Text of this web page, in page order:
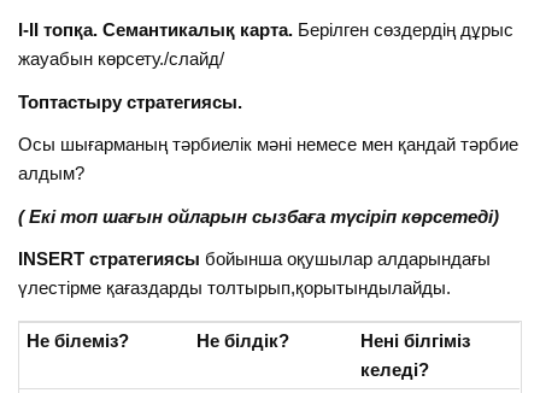
І-ІІ топқа. Семантикалық карта. Берілген сөздердің дұрыс
жауабын көрсету./слайд/
Топтастыру стратегиясы.
Осы шығарманың тәрбиелік мәні немесе мен қандай тәрбие
алдым?
( Екі топ шағын ойларын сызбаға түсіріп көрсетеді)
INSERT стратегиясы бойынша оқушылар алдарындағы
үлестірме қағаздарды толтырып,қорытындылайды.
Не білеміз? Не білдік?
Нені білгіміз
келеді?